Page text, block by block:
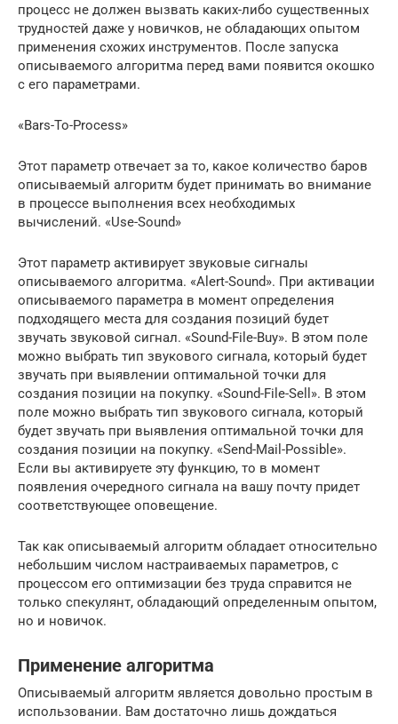
процесс не должен вызвать каких-либо существенных
трудностей даже у новичков, не обладающих опытом
применения схожих инструментов. После запуска
описываемого алгоритма перед вами появится окошко
с его параметрами.
«Bars-To-Process»
Этот параметр отвечает за то, какое количество баров
описываемый алгоритм будет принимать во внимание
в процессе выполнения всех необходимых
вычислений. «Use-Sound»
Этот параметр активирует звуковые сигналы
описываемого алгоритма. «Alert-Sound». При активации
описываемого параметра в момент определения
подходящего места для создания позиций будет
звучать звуковой сигнал. «Sound-File-Buy». В этом поле
можно выбрать тип звукового сигнала, который будет
звучать при выявлении оптимальной точки для
создания позиции на покупку. «Sound-File-Sell». В этом
поле можно выбрать тип звукового сигнала, который
будет звучать при выявления оптимальной точки для
создания позиции на покупку. «Send-Mail-Possible».
Если вы активируете эту функцию, то в момент
появления очередного сигнала на вашу почту придет
соответствующее оповещение.
Так как описываемый алгоритм обладает относительно
небольшим числом настраиваемых параметров, с
процессом его оптимизации без труда справится не
только спекулянт, обладающий определенным опытом,
но и новичок.
Применение алгоритма
Описываемый алгоритм является довольно простым в
использовании. Вам достаточно лишь дождаться